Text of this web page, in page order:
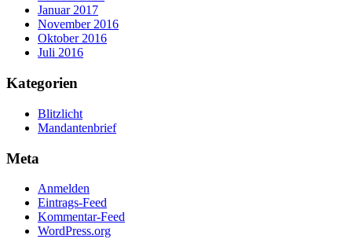
Januar 2017
November 2016
Oktober 2016
Juli 2016
Kategorien
Blitzlicht
Mandantenbrief
Meta
Anmelden
Eintrags-Feed
Kommentar-Feed
WordPress.org